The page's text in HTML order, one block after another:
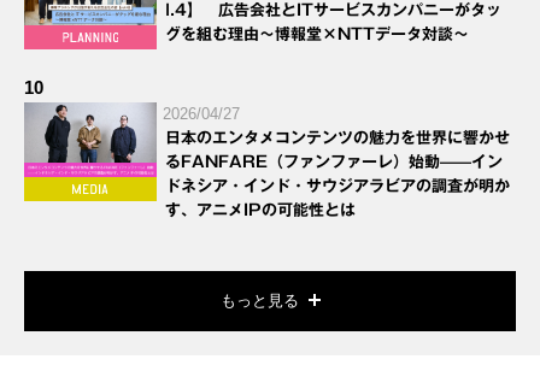
l.4】 広告会社とITサービスカンパニーがタッ
グを組む理由～博報堂×NTTデータ対談～
10
2026/04/27
日本のエンタメコンテンツの魅力を世界に響かせ
るFANFARE（ファンファーレ）始動——イン
ドネシア・インド・サウジアラビアの調査が明か
す、アニメIPの可能性とは
もっと見る